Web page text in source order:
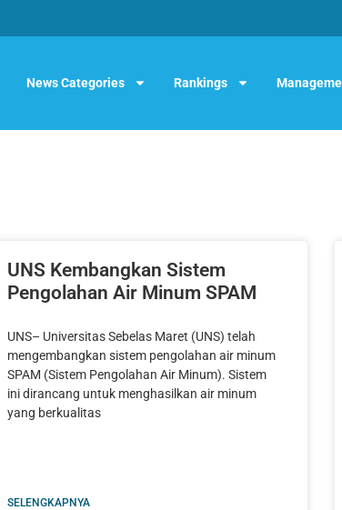
News Categories Rankings
UNS Kembangkan Sistem
Pengolahan Air Minum SPAM
UNS– Universitas Sebelas Maret (UNS) telah
mengembangkan sistem pengolahan air minum
SPAM (Sistem Pengolahan Air Minum). Sistem
ini dirancang untuk menghasilkan air minum
yang berkualitas
SELENGKAPNYA